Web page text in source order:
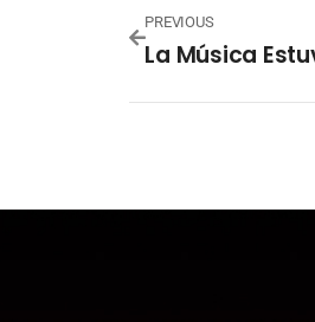
PREVIOUS